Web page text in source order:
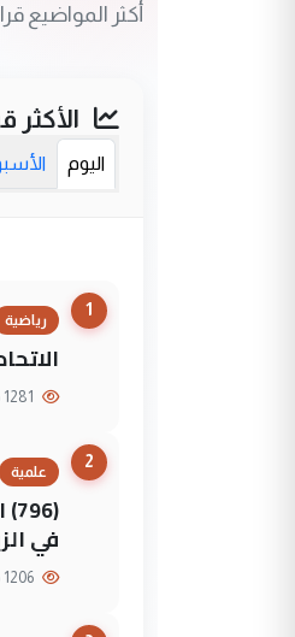
أكثر المواضيع
الأكثر
اليوم
1
رياضية
الاتحاد
2
علمية
في